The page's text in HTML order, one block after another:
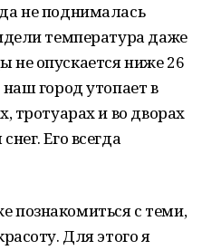
не поднималась
температура даже
не опускается ниже 26
город утопает в
тротуарах и во дворах
Его всегда
познакомиться с теми,
Для этого я